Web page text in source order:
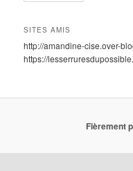
SITES AMIS
http://amandine-cise.over-
https://
Fièrement